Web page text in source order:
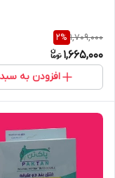
1,709,000
2%
1,665,000
افزودن به سبد